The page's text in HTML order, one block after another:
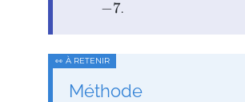
−7.
Méthode